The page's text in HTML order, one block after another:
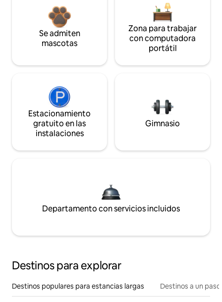
Se admiten
mascotas
Zona para trabajar
con computadora
portátil
Estacionamiento
gratuito en las
instalaciones
Gimnasio
Departamento con servicios incluidos
Destinos para explorar
Destinos populares para estancias largas Destinos a un